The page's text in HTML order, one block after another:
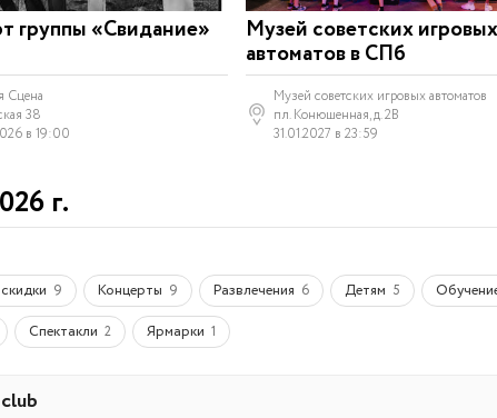
группы «Свидание»
Сцена
38
в 19:00
Музей советских игровых
автоматов в СПб
Музей советских игровых автоматов
пл. Конюшенная, д. 2В
31.01.2027 в 23:59
г.
9 Концерты 9 Развлечения 6 Детям 5
Спектакли 2 Ярмарки 1